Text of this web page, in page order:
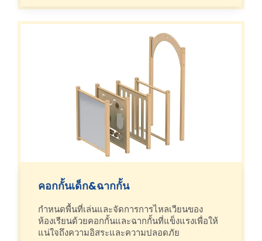
คอกกั้นเด็ก&ฉากกั้น
กำหนดพื้นที่เล่นและจัดการการไหลเวียนของ
ห้องเรียนด้วยคอกกั้นและฉากกั้นที่แข็งแรงเพื่อให้
แน่ใจถึงความอิสระและความปลอดภัย